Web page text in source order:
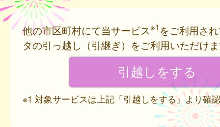
他の市区町村にて当サービス※1 をご利用さ
タの引っ越し（引継ぎ）をご利用いただけ
※1 対象サービスは上記「引越しをする」より確